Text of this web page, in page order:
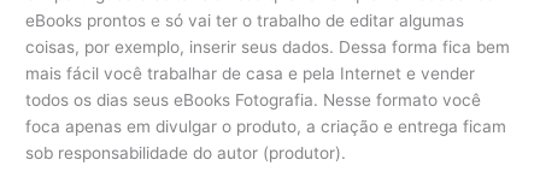
eBooks prontos e só vai ter o trabalho de editar algumas
coisas, por exemplo, inserir seus dados. Dessa forma fica bem
mais fácil você trabalhar de casa e pela Internet e vender
todos os dias seus eBooks Fotografia. Nesse formato você
foca apenas em divulgar o produto, a criação e entrega ficam
sob responsabilidade do autor (produtor).